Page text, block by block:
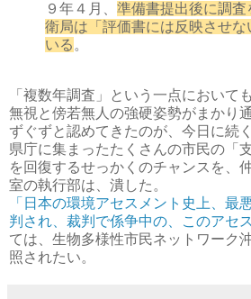
９年４月、 準備書提出後に調
衛局は「評価書には反映させな
いる 。
「複数年調査」という一点において
無視と傍若無人の強硬姿勢がまかり
ずぐずと認めてきたのが、今日に続
県庁に集まったたくさんの市民の「
を回復するせっかくのチャンスを、
室の執行部は、潰した。
「日本の環境アセスメント史上、最
判され、裁判で係争中の、このアセ
ては、生物多様性市民ネットワーク
照されたい。